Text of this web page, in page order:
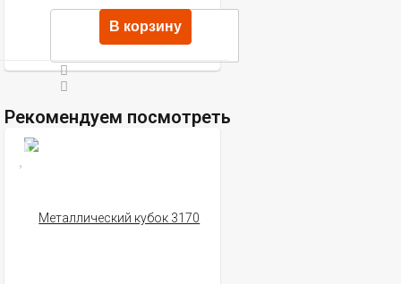
В корзину
Рекомендуем посмотреть